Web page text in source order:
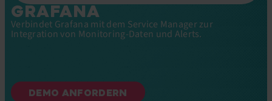
GRAFANA
Verbindet Grafana mit dem Service Manager zur
Integration von Monitoring-Daten und Alerts.
DEMO ANFORDERN